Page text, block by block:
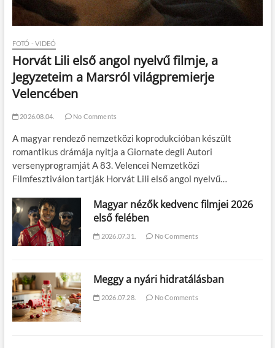
FOTÓ - VIDEÓ
Horvát Lili első angol nyelvű filmje, a
Jegyzeteim a Marsról világpremierje
Velencében
2026.08.04. No Comments
A magyar rendező nemzetközi koprodukcióban készült
romantikus drámája nyitja a Giornate degli Autori
versenyprogramját A 83. Velencei Nemzetközi
Filmfesztiválon tartják Horvát Lili első angol nyelvű…
Magyar nézők kedvenc filmjei 2026
első felében
2026.07.31. No Comments
Meggy a nyári hidratálásban
2026.07.28. No Comments